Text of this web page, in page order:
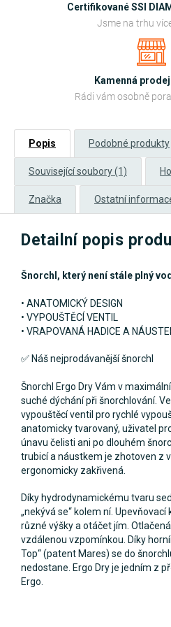
Certifikované SSI
Jsme na trhu
Kamenná
Rádi vám osobně
Popis Podobné produkty
Související soubory (1)
Značka Ostatní
Detailní popis
Šnorchl, který není stále plný
• ANATOMICKÝ DESIGN
• VYPOUŠTĚCÍ VENTIL
• VRAPOVANÁ HADICE A
✅ Náš nejprodávanější šnorchl
Šnorchl Ergo Dry Vám v
suché dýchání při šnorchlování.
vypouštěcí ventil pro rychlé
anatomicky tvarovaný, uživatel
únavu čelisti ani po dlouhém
trubicí a náustkem je zhotoven z
ergonomicky zakřivená.
Díky hydrodynamickému tvaru
„nekývá se“ kolem ní.
různé výšky a otáčet jím.
vzdálenou vzpomínkou. Díky
Top“ (patent Mares) se do
nedostane. Ergo Dry je jedním z
Ergo.